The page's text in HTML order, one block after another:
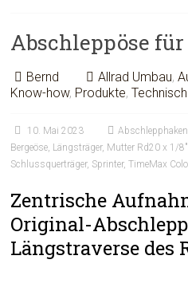
Abschleppöse
Bernd Allrad Umbau,
Know-how, Produkte,
10. Mai 2023 Abschlepphaken
Bergeöse, Längsträger, Mutter Rd20 x 1/8"
Schlussquerträger, Sprinter,TimeMax
Zentrische
Original-
Längstraverse des